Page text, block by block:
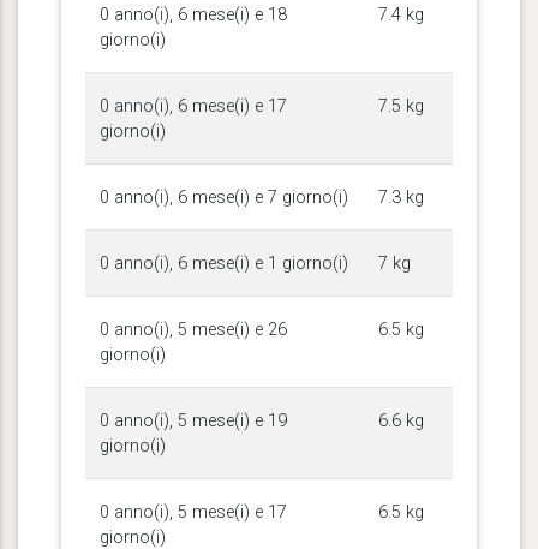
0 anno(i), 6 mese(i) e 18
giorno(i)
7.4 kg
0 anno(i), 6 mese(i) e 17
giorno(i)
7.5 kg
0 anno(i), 6 mese(i) e 7 giorno(i) 7.3 kg
0 anno(i), 6 mese(i) e 1 giorno(i) 7 kg
0 anno(i), 5 mese(i) e 26
giorno(i)
6.5 kg
0 anno(i), 5 mese(i) e 19
giorno(i)
6.6 kg
0 anno(i), 5 mese(i) e 17
giorno(i)
6.5 kg